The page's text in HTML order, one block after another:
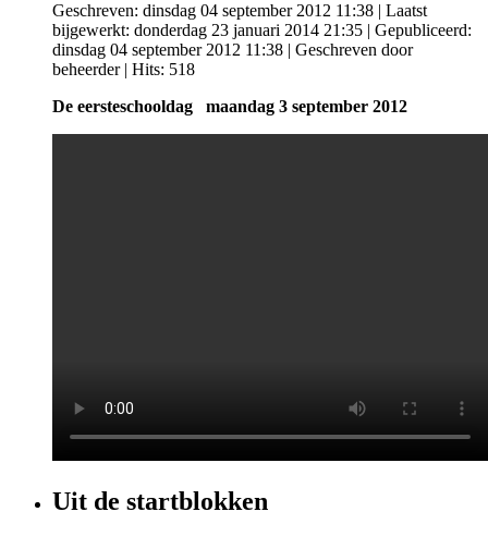
Geschreven: dinsdag 04 september 2012 11:38 | Laatst
bijgewerkt: donderdag 23 januari 2014 21:35 | Gepubliceerd:
dinsdag 04 september 2012 11:38 | Geschreven door
beheerder| Hits: 518
De eersteschooldag
maandag 3 september 2012
Uit de startblokken